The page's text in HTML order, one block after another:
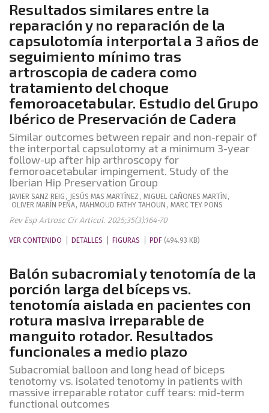
Resultados similares entre la
reparación y no reparación de la
capsulotomía interportal a 3 años de
seguimiento mínimo tras
artroscopia de cadera como
tratamiento del choque
femoroacetabular. Estudio del Grupo
Ibérico de Preservación de Cadera
Similar outcomes between repair and non-repair of
the interportal capsulotomy at a minimum 3-year
follow-up after hip arthroscopy for
femoroacetabular impingement. Study of the
Iberian Hip Preservation Group
JAVIER SANZ REIG , JESÚS MAS MARTÍNEZ , MIGUEL CAÑONES MARTÍN ,
OLIVER MARÍN PEÑA, MAHMOUD FATHY TAHOUN , MARC TEY PONS
Rev Esp Artrosc Cir Articul. 2025;35(3):164-70
VER CONTENIDO DETALLES FIGURAS PDF (494.93 KB)
Balón subacromial y tenotomía de la
porción larga del bíceps vs.
tenotomía aislada en pacientes con
rotura masiva irreparable de
manguito rotador. Resultados
funcionales a medio plazo
Subacromial balloon and long head of biceps
tenotomy vs. isolated tenotomy in patients with
massive irreparable rotator cuff tears: mid-term
functional outcomes